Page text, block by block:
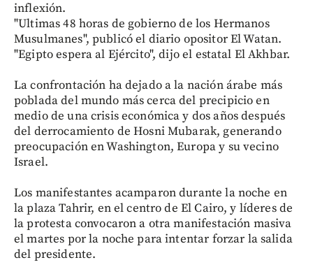
inflexión.
"Ultimas 48 horas de gobierno de los Hermanos
Musulmanes", publicó el diario opositor El Watan.
"Egipto espera al Ejército", dijo el estatal El Akhbar.
La confrontación ha dejado a la nación árabe más
poblada del mundo más cerca del precipicio en
medio de una crisis económica y dos años después
del derrocamiento de Hosni Mubarak, generando
preocupación en Washington, Europa y su vecino
Israel.
Los manifestantes acamparon durante la noche en
la plaza Tahrir, en el centro de El Cairo, y líderes de
la protesta convocaron a otra manifestación masiva
el martes por la noche para intentar forzar la salida
del presidente.